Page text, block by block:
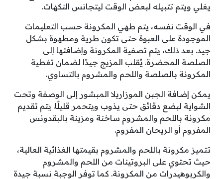
يغلي ويتم تتبيله لبعض الوقت ليتجانس النكهات.
في الوقت نفسه، يتم طهي المكرونة حسب التعليمات
الموجودة على العبوة حتى تكون طرية ومطهوة بشكل
جيد. بعد ذلك، يتم تصفية المكرونة وإضافتها إلى
الصلصة المحضرة. يُقلب المزيج جيدًا لضمان تغطية
المكرونة بالصلصة واللحم والمشروم بالتساوي.
يمكن إضافة الجبن الموزاريلا المبشور إلى الوصفة وتحت
الشواية لبضع دقائق حتى يذوب ويتحمر قليلًا. يتم تقديم
مكرونة باللحم والمشروم ساخنة ومزينة بالبقدونس
المفروم أو الريحان المفروم.
تتميز مكرونة باللحم والمشروم بقيمتها الغذائية العالية،
حيث تحتوي على البروتينات من اللحم والمشروم
والكربوهيدرات من المكرونة. كما توفر الوجبة نسبة جيدة